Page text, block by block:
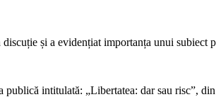
și a evidențiat importanța unui subiect
intitulată: „Libertatea: dar sau risc”,